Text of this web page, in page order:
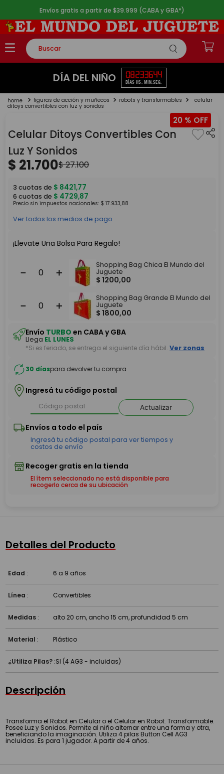
Envíos gratis a partir de $39.999 (CABA y GBA*)
Buscar
TÉRMINOS MÁS BUSCADOS
2.
lego
4.
monopatin
5. toy story
DÍA DEL NIÑO 08
DÍAS
23
HS.
36
MIN.
44
SEG.
figuras de acción y muñecos robots y transformables celular
ditoys convertibles con luz y sonidos
20 %
Celular Ditoys Convertibles Con
Luz Y Sonidos
$ 21.700$27.100
3 cuotas de $ 8421,77
6 cuotas de $ 4729,87
Precio sin impuestos nacionales: $ 17.933,88
Ver todos los medios de pago
¡Llevate Una Bolsa Para Regalo!
＋
－
Shopping Bag Chica El Mundo del
Juguete
$ 1200,00
＋
－
Shopping Bag Grande El Mundo del
Juguete
$ 1800,00
Envío TURBO en CABA y GBA
Llega EL LUNES
*Si es feriado, se entrega el siguiente día hábil. Ver zonas
30 díaspara devolver tu compra
Ingresá tu código postal
Actualizar
El ítem seleccionado no está disponible para
recogerlo cerca de su ubicación
Detalles del Producto
Edad : 6 a 9 años
Línea : Convertibles
Medidas : alto 20 cm, ancho 15 cm, profundidad 5 cm
Material : Plástico
¿Utiliza Pilas? :SI (4 AG3 - incluidas)
Descripción
Transforma el Robot en Celular o el Celular en Robot. Transformable.
Posee Luz y Sonidos. Permite al niño alternar entre una forma y otra,
beneficiando la imaginación. Utiliza 4 pilas Button Cell AG3
incluidas. Es para 1 jugador. A partir de 4 años.